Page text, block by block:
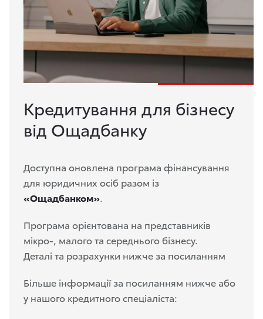
Кредитування для бізнесу
від Ощадбанку
Доступна оновлена програма фінансування
для юридичних осіб разом із
«Ощадбанком».
Програма орієнтована на представників
мікро-, малого та середнього бізнесу.
Деталі та розрахунки нижче за посиланням
Більше інформації за посиланням нижче або
у нашого кредитного спеціаліста: